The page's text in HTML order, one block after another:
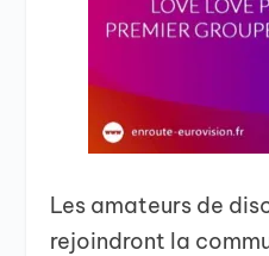
Les amateurs de
rejoindront la